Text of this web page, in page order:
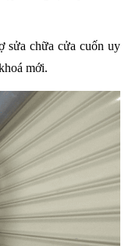
sửa chữa cửa cuốn uy
mới.